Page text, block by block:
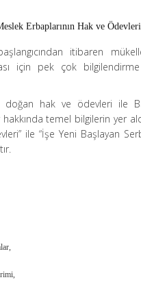
Erbaplarının Hak ve
itibaren
için pek çok bilgilendirme
hak ve ödevleri ile
temel bilgilerin yer
ile “İşe Yeni Başlayan